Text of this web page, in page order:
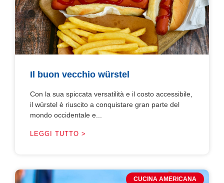
Il buon vecchio würstel
Con la sua spiccata versatilità e il costo accessibile,
il würstel è riuscito a conquistare gran parte del
mondo occidentale e...
LEGGI TUTTO >
CUCINA AMERICANA